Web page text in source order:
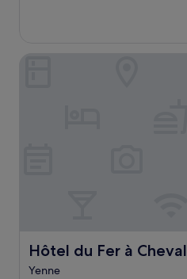
Hôtel du Fer à Cheval
Hôtel du Fer à Cheval
Yenne